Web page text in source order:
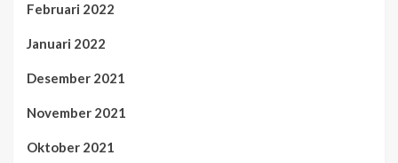
Februari 2022
Januari 2022
Desember 2021
November 2021
Oktober 2021